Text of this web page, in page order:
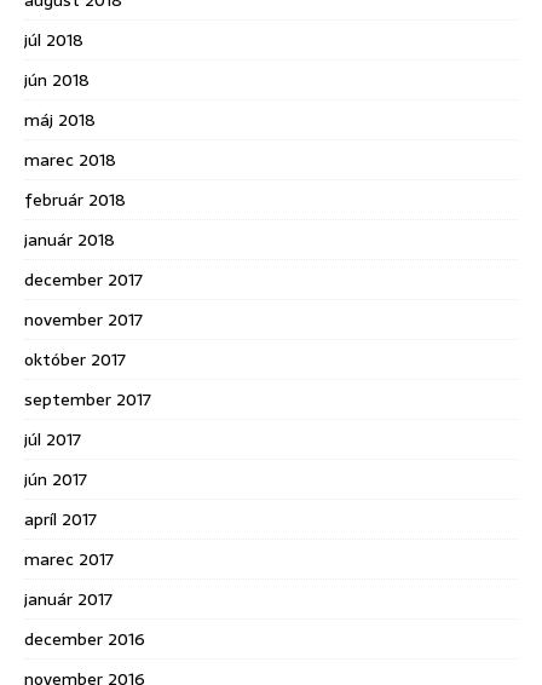
júl 2018
jún 2018
máj 2018
marec 2018
február 2018
január 2018
december 2017
november 2017
október 2017
september 2017
júl 2017
jún 2017
apríl 2017
marec 2017
január 2017
december 2016
november 2016